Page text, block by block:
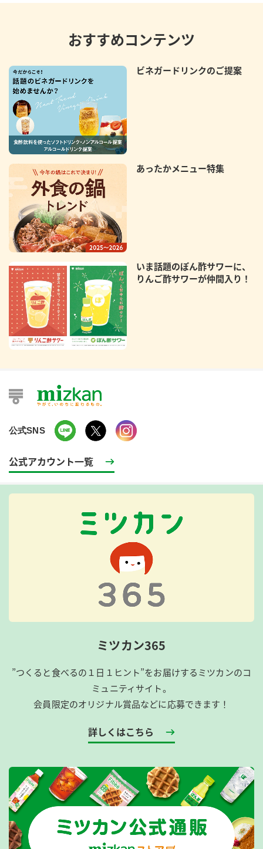
おすすめコンテンツ
ビネガードリンクのご提案
あったかメニュー特集
いま話題のぽん酢サワーに、
りんご酢サワーが仲間入り！
公式SNS
公式アカウント一覧
ミツカン365
”つくると食べるの１日１ヒント”をお届けするミツカンのコ
ミュニティサイト。
会員限定のオリジナル賞品などに応募できます！
詳しくはこちら